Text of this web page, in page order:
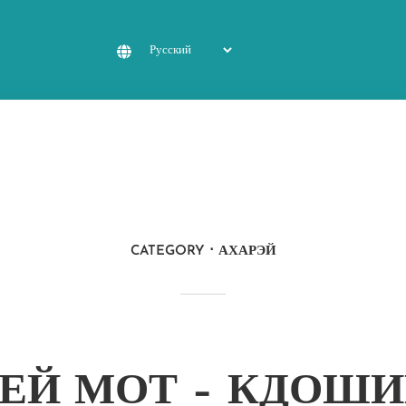
CATEGORY АХАРЭЙ
МОТ –